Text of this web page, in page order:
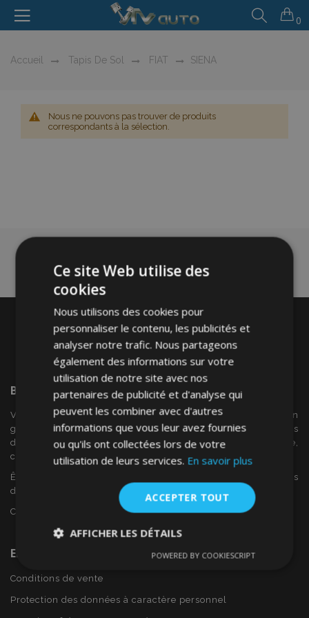
0
Accueil Tapis De Sol FIAT SIENA
Nous ne pouvons pas trouver de produits
correspondants à la sélection.
Bienvenue SurVTVAuto
VTV voiture est un détaillant européen et fournisseur en
gros d'accessoires automobiles tels que:. les enjoliveurs, les
déflecteurs de vent, housses de siège, tapis de voiture,
couvertures de chrome et cadres ...
Êtes-vous intéressé par dropshipping ou voulez-vous
devenir notre partenaire?
Contactez-nous dès aujourd'hui!
En Savoir Plus Sur VTVAuto
Conditions de vente
Protection des données à caractère personnel
Ce site Web utilise des
cookies
Nous utilisons des cookies pour
personnaliser le contenu, les publicités et
analyser notre trafic. Nous partageons
également des informations sur votre
utilisation de notre site avec nos
partenaires de publicité et d'analyse qui
peuvent les combiner avec d'autres
informations que vous leur avez fournies
ou qu'ils ont collectées lors de votre
utilisation de leurs services. En savoir plus
ACCEPTER TOUT
AFFICHER LES DÉTAILS
nécessaires
Performance Ciblage
POWERED BY COOKIESCRIPT